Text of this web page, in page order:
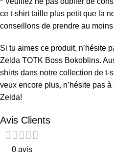
ce t-shirt taille plus petit que la
conseillons de prendre au
Si tu aimes ce produit, n’hésite
Zelda TOTK Boss Bokoblins.
shirts dans notre collection de t-
veux encore plus, n’hésite pas
Zelda!
Avis Clients
0 avis